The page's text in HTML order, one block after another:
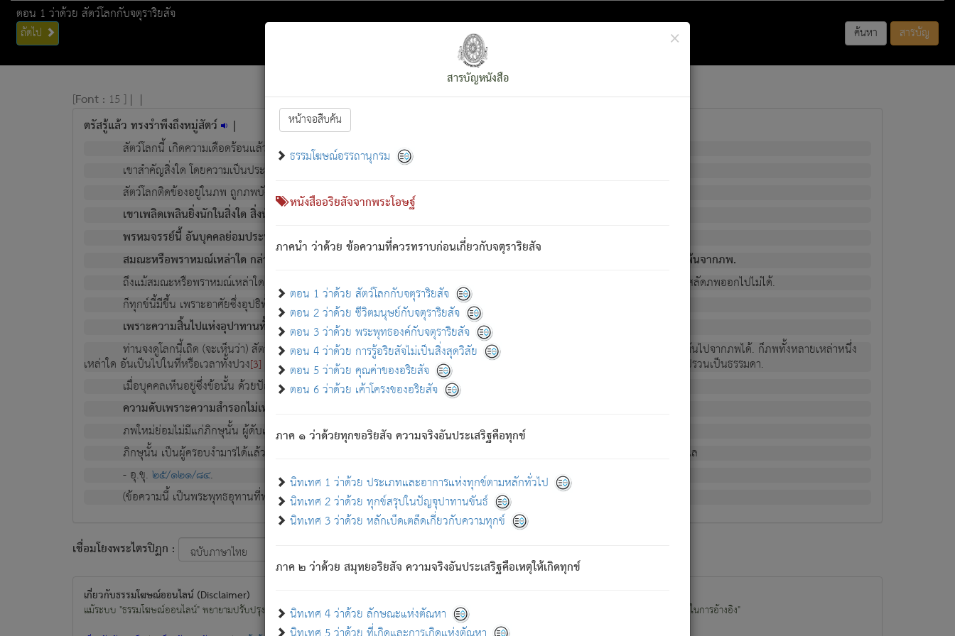
ตอน 1 ว่าด้วย สัตว์โลกกับจตุราริยสัจ
ถัดไป ค้นหา สารบัญ
×
สารบัญหนังสือ
หน้าจอสืบค้น
ธรรมโฆษณ์อรรถานุกรม
หนังสืออริยสัจจากพระโอษฐ์
ภาคนำ ว่าด้วย ข้อความที่ควรทราบก่อนเกี่ยวกับจตุราริยสัจ
ตอน 1 ว่าด้วย สัตว์โลกกับจตุราริยสัจ
ตอน 2 ว่าด้วย ชีวิตมนุษย์กับจตุราริยสัจ
ตอน 3 ว่าด้วย พระพุทธองค์กับจตุราริยสัจ
ตอน 4 ว่าด้วย การรู้อริยสัจไม่เป็นสิ่งสุดวิสัย
ตอน 5 ว่าด้วย คุณค่าของอริยสัจ
ตอน 6 ว่าด้วย เค้าโครงของอริยสัจ
ภาค ๑ ว่าด้วยทุกขอริยสัจ ความจริงอันประเสริฐคือทุกข์
นิทเทศ 1 ว่าด้วย ประเภทและอาการแห่งทุกข์ตามหลักทั่วไป
นิทเทศ 2 ว่าด้วย ทุกข์สรุปในปัญจุปาทานขันธ์
นิทเทศ 3 ว่าด้วย หลักเบ็ดเตล็ดเกี่ยวกับความทุกข์
ภาค ๒ ว่าด้วย สมุทยอริยสัจ ความจริงอันประเสริฐคือเหตุให้เกิดทุกข์
นิทเทศ 4 ว่าด้วย ลักษณะแห่งตัณหา
[Font : 15 ] | |
ตรัสรู้แล้ว ทรงรำพึงถึงหมู่สัตว์ |
สัตว์โลกนี้ เกิดความเดือดร้อนแล้ว มีผัสสะบังหน้า[1]ย่อมกล่าวซึ่งโรค (ความเสียดแทง) นั้นโดยความเป็นตัวเป็นตน
เขาสำคัญสิ่งใด โดยความเป็นประการใด แต่สิ่งนั้นย่อมเป็น (ตามที่เป็นจริง) โดยประการอื่นจากที่เขาสำคัญนั้น
สัตว์โลกติดข้องอยู่ในภพ ถูกภพบังหน้าแล้ว มีภพโดยความเป็นอย่างอื่น (จากที่มันเป็นอยู่จริง) จึงได้เพลิดเพลินยิ่งนักในภพนั้น
เขาเพลิดเพลินยิ่งนักในสิ่งใด สิ่งนั้นเป็นภัย (ที่เขาไม่รู้จัก) : เขากลัวต่อสิ่งใดสิ่งนั้นเป็นทุกข์
พรหมจรรย์นี้ อันบุคคลย่อมประพฤติ ก็เพื่อการละขาดซึ่งภพ.
สมณะหรือพราหมณ์เหล่าใด กล่าวความหลุดพ้นจากภพว่ามีได้เพราะภพ เรากล่าวว่า สมณะหรือพราหมณ์ทั้งปวงนั้น มิใช่ผู้หลดพ้นจากภพ.
ถึงแม้สมณะหรือพราหมณ์เหล่าใด กล่าวความออกไปได้จากภพ ว่ามีได้เพราะวิภพ[2]
: เรากล่าวว่า สมณะหรือพราหมณ์ทั้งปวงนั้น ก็ยังสลัดภพออกไปไม่ได้.
ก็ทุกข์นี้มีขึ้น เพราะอาศัยซึ่งอุปธิทั้งปวง.
เพราะความสิ้นไปแห่งอุปาทานทั้งปวง ความเกิดขึ้นแห่งทุกข์จึงไม่มี.
ท่านจงดูโลกนี้เถิด (จะเห็นว่า) สัตว์ทั้งหลายอันอวิชาหนาแน่นบังหนาแล้ว; และว่า สัตว์ผู้ยินดีในภพอันเป็นแล้วนั้น ย่อมไม่เป็นผู้หลุดพ้นไปจากภพได้. ก็ภพทั้งหลายเหล่าหนึ่ง
เหล่าใด อันเป็นไปในที่หรือเวลาทั้งปวง[3] เพื่อความมีแห่งประโยชน์โดยประการทั้งปวง; ภพทั้งหลายทั้งหมดนั้น ไม่เที่ยง เป็นทุกข์ มีความแปรปรวนเป็นธรรมดา.
เมื่อบุคคลเห็นอยู่ซึ่งข้อนั้น ด้วยปัญญาอันชอบตามที่เป็นจริงอย่างนี้อยู่; เขาย่อมละภวตัณหาได้ และไม่เพลิดเพลินวิภวตัณหาด้วย.
ความดับเพราะความสำรอกไม่เหลือ (แห่งภพทั้งหลาย) เพราะความสิ้นไปแห่งตัณหาโดยประการทั้งปวง นั้นคือนิพพาน.
ภพใหม่ย่อมไม่มีแก่ภิกษุนั้น ผู้ดับเย็นสนิทแล้ว เพราะไม่มีความยึดมั่น
ภิกษุนั้น เป็นผู้ครอบงำมารได้แล้ว ชนะสงครามแล้ว ก้าวล่วงภพทั้งหลายทั้งปวงได้แล้ว เป็นผู้คงที่ (คือไม่เปลี่ยนแปลงอีกต่อไป). ดังนี้แล
- อุ.ขุ.๒๕/๑๒๑/๘๔.
(ข้อความนี้ เป็นพระพุทธอุทานที่ทรงเปล่งออก ที่โคนต้นโพธิ์เป็นที่ตรัสรู้ เมื่อตรัสรู้แล้วได้ 7 วัน)
เชื่อมโยงพระไตรปิฏก :
เกี่ยวกับธรรมโฆษณ์ออนไลน์ (Disclaimer)
แม้ระบบ "ธรรมโฆษณ์ออนไลน์" พยายามปรับปรุงข้อมูลให้ถูกต้องมากที่สุด ผู้ศึกษาก็พึงตรวจสอบกับตัวเล่มหนังสือต้นฉบับ ที่มีการพิมพ์ครั้งล่าสุด ก่อนนำข้อมูลไปใช้ในการอ้างอิง"